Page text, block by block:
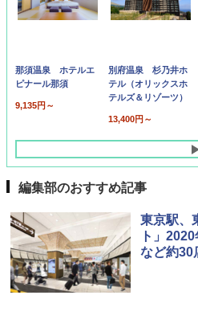
那須温泉 ホテルエ
ピナール那須
9,135円～
別府温泉 杉乃井ホ
テル（オリックスホ
テルズ＆リゾーツ）
13,400円～
編集部のおすすめ記事
東京駅、
ト」
など約30